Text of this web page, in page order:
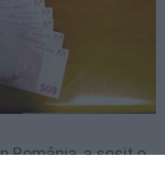
România, a sosit o